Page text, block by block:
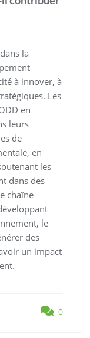
la
à innover, à
Les
en
leurs
de
en
les
dans des
chaîne
le
des
un impact
0